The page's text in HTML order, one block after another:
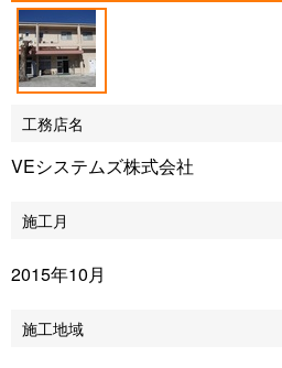
工務店名
VEシステムズ株式会社
施工月
2015年10月
施工地域